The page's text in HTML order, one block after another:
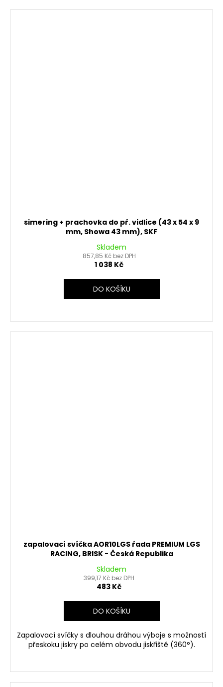
simering + prachovka do př. vidlice (43 x 54 x 9
mm, Showa 43 mm), SKF
Skladem
857,85 Kč bez DPH
1 038 Kč
DO KOŠÍKU
zapalovací svíčka AOR10LGS řada PREMIUM LGS
RACING, BRISK - Česká Republika
Skladem
399,17 Kč bez DPH
483 Kč
DO KOŠÍKU
Zapalovací svíčky s dlouhou dráhou výboje s možností
přeskoku jiskry po celém obvodu jiskřiště (360°).